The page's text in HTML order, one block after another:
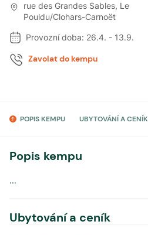
rue des Grandes Sables, Le
Pouldu/Clohars-Carnoët
Provozní doba: 26.4. - 13.9.
Zavolat do kempu
POPIS KEMPU UBYTOVÁNÍ A CENÍK
Popis kempu
...
Ubytování a ceník